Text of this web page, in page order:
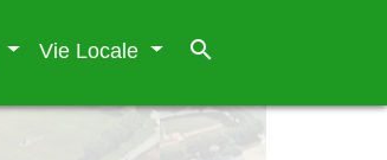
Vie Locale search